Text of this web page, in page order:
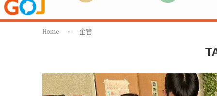
Home » 企管